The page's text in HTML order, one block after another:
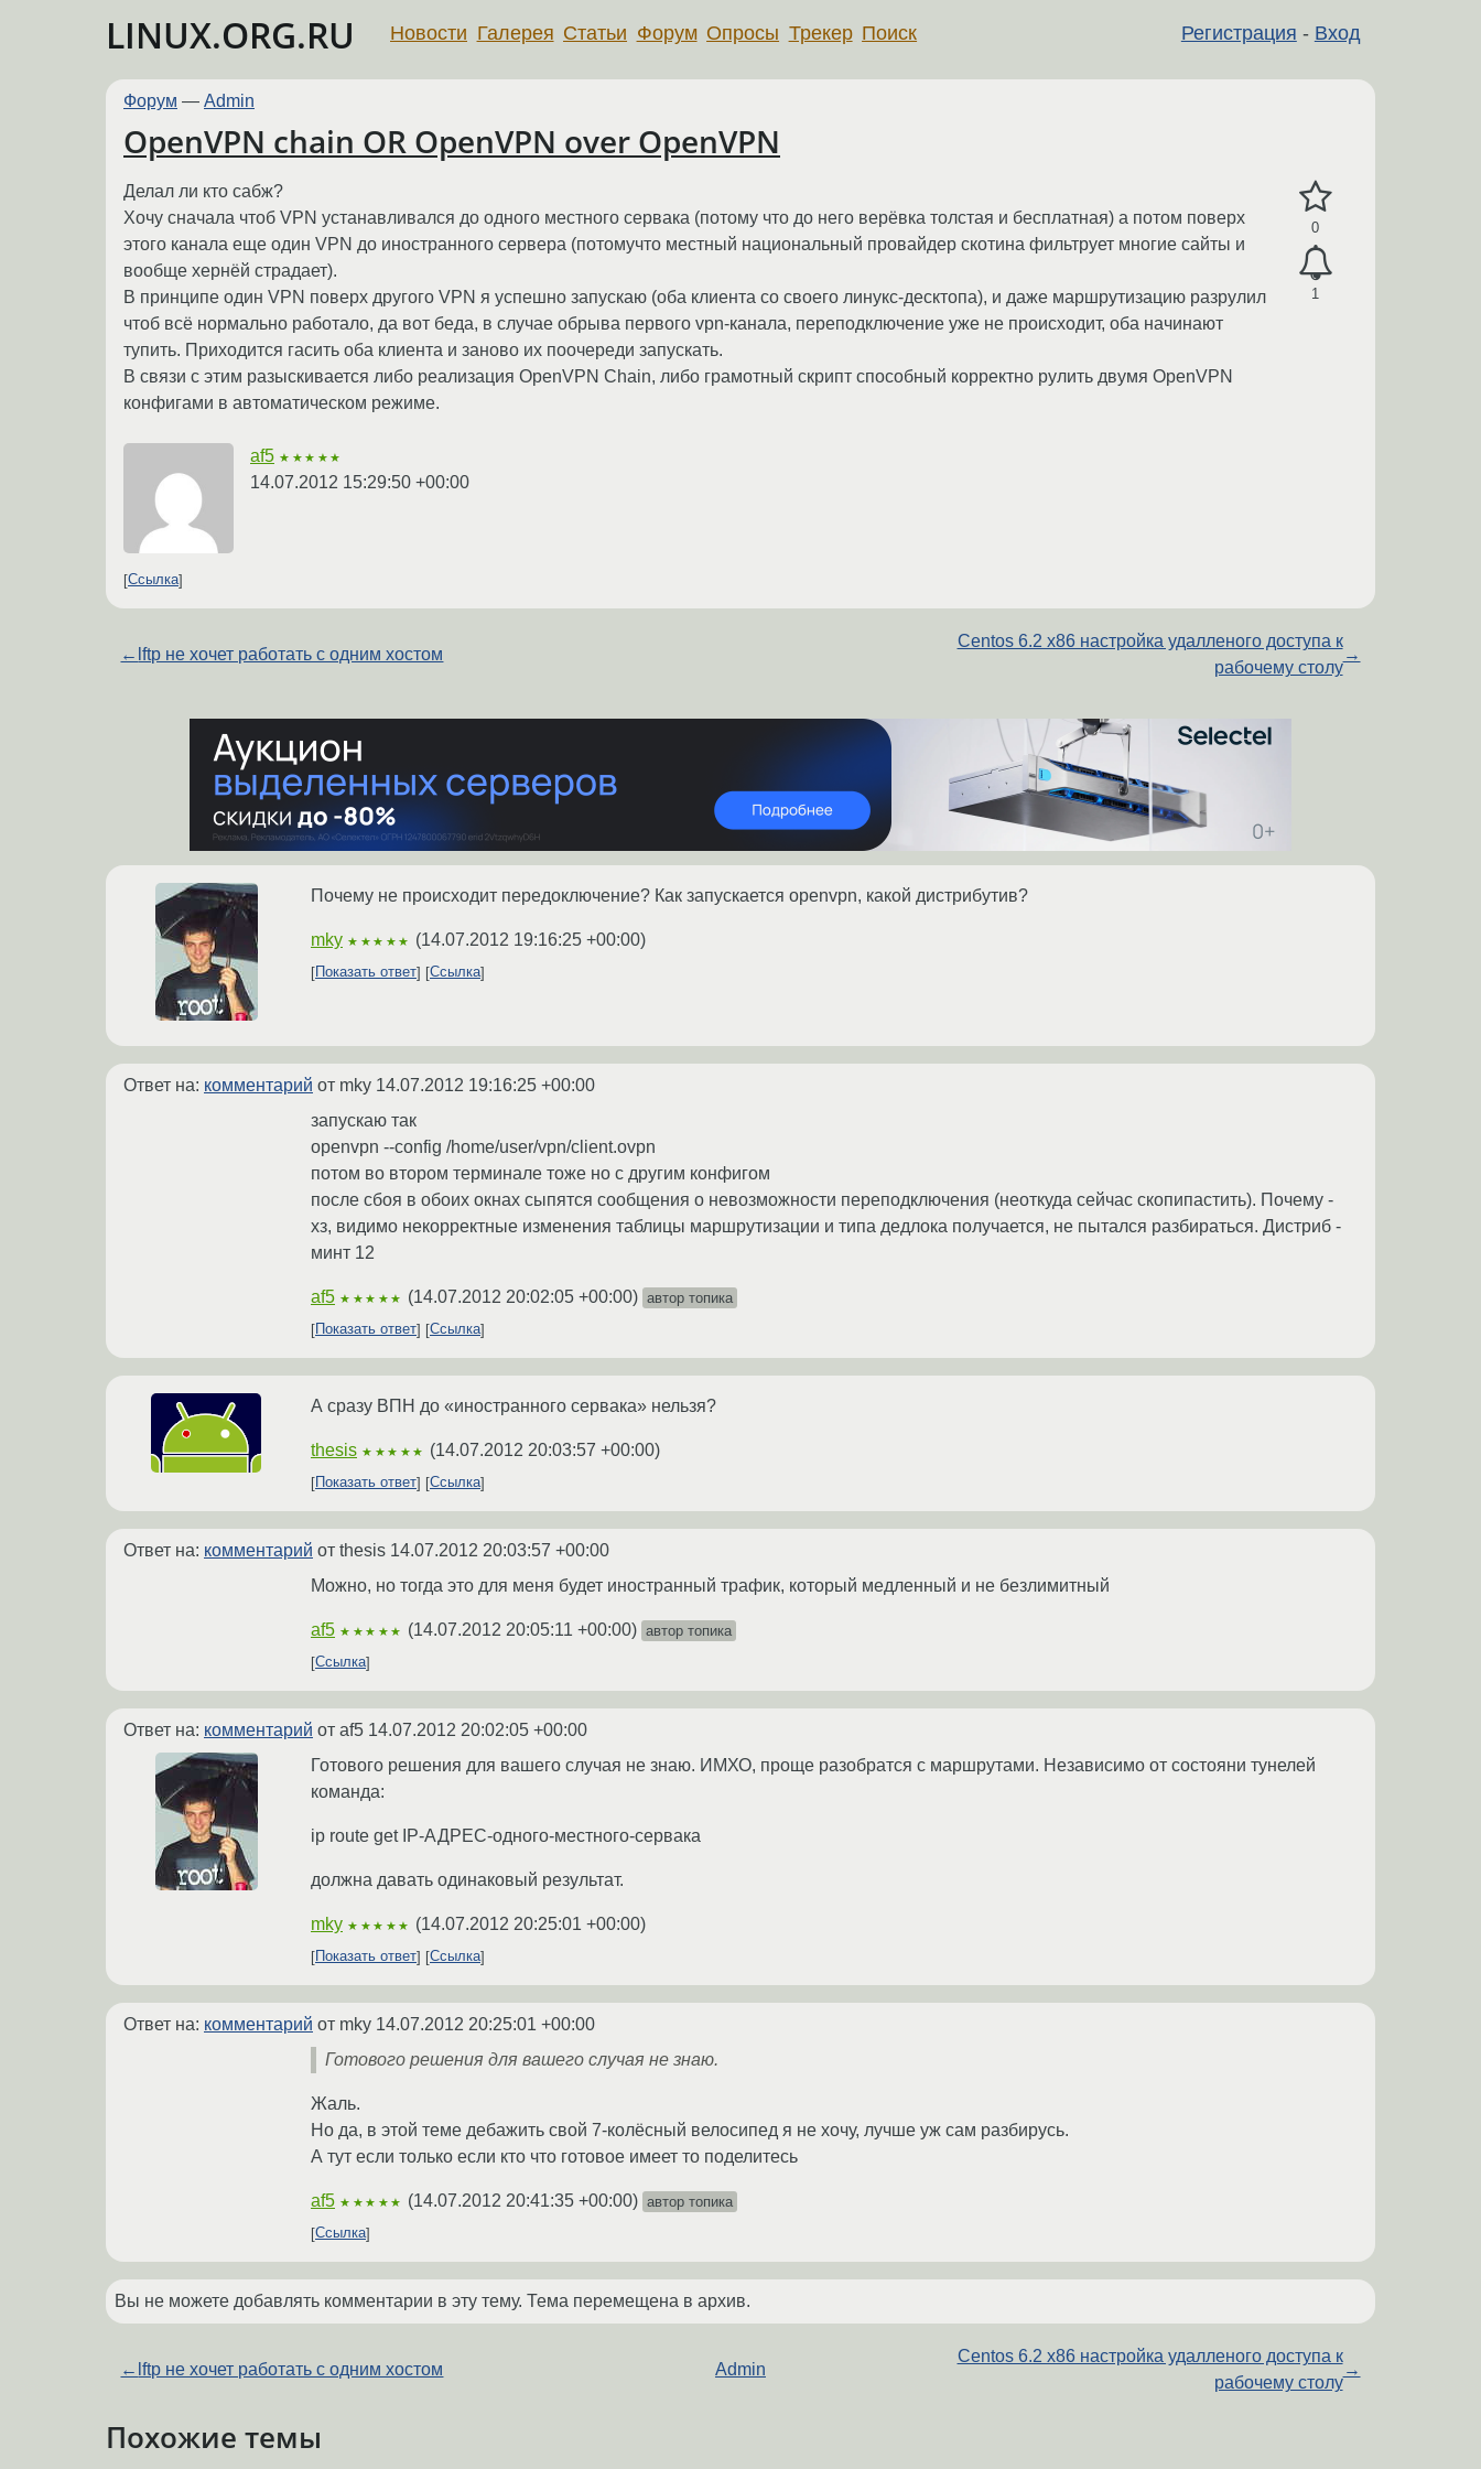
LINUX.ORG.RU Регистрация - Вход
Новости Галерея Статьи Форум Опросы Трекер Поиск
Форум — Admin
OpenVPN chain OR OpenVPN over OpenVPN
0
1
Делал ли кто сабж?
Хочу сначала чтоб VPN устанавливался до одного местного сервака (потому что до него верёвка толстая и бесплатная) а потом поверх
этого канала еще один VPN до иностранного сервера (потомучто местный национальный провайдер скотина фильтрует многие сайты и
вообще хернёй страдает).
В принципе один VPN поверх другого VPN я успешно запускаю (оба клиента со своего линукс-десктопа), и даже маршрутизацию разрулил
чтоб всё нормально работало, да вот беда, в случае обрыва первого vpn-канала, переподключение уже не происходит, оба начинают
тупить. Приходится гасить оба клиента и заново их поочереди запускать.
В связи с этим разыскивается либо реализация OpenVPN Chain, либо грамотный скрипт способный корректно рулить двумя OpenVPN
конфигами в автоматическом режиме.
af5 ★★★★★
14.07.2012 15:29:50 +00:00
Ссылка
← lftp не хочет работать с одним хостом
Centos 6.2 x86 настройка удалленого доступа к
рабочему столу
→
Почему не происходит передоключение? Как запускается openvpn, какой дистрибутив?
mky ★★★★★ (14.07.2012 19:16:25 +00:00)
Показать ответ Ссылка
Ответ на: комментарий от mky 14.07.2012 19:16:25 +00:00
запускаю так
openvpn --config /home/user/vpn/client.ovpn
потом во втором терминале тоже но с другим конфигом
после сбоя в обоих окнах сыпятся сообщения о невозможности переподключения (неоткуда сейчас скопипастить). Почему -
хз, видимо некорректные изменения таблицы маршрутизации и типа дедлока получается, не пытался разбираться. Дистриб -
минт 12
af5 ★★★★★ (14.07.2012 20:02:05 +00:00) автор топика
Показать ответ
Ссылка
А сразу ВПН до «иностранного сервака» нельзя?
thesis ★★★★★ (14.07.2012 20:03:57 +00:00)
Показать ответ Ссылка
Ответ на: комментарий от thesis 14.07.2012 20:03:57 +00:00
Можно, но тогда это для меня будет иностранный трафик, который медленный и не безлимитный
af5 ★★★★★ (14.07.2012 20:05:11 +00:00) автор топика
Ссылка
Ответ на: комментарий от af5 14.07.2012 20:02:05 +00:00
Готового решения для вашего случая не знаю. ИМХО, проще разобратся с маршрутами. Независимо от состояни тунелей
команда:
ip route get IP-АДРЕС-одного-местного-сервака
должна давать одинаковый результат.
mky ★★★★★ (14.07.2012 20:25:01 +00:00)
Показать ответ Ссылка
Ответ на: комментарий от mky 14.07.2012 20:25:01 +00:00
Готового решения для вашего случая не знаю.
Жаль.
Но да, в этой теме дебажить свой 7-колёсный велосипед я не хочу, лучше уж сам разбирусь.
А тут если только если кто что готовое имеет то поделитесь
af5 ★★★★★ (14.07.2012 20:41:35 +00:00) автор топика
Ссылка
Вы не можете добавлять комментарии в эту тему. Тема перемещена в архив.
← lftp не хочет работать с одним хостом Admin
Centos 6.2 x86 настройка удалленого доступа к
рабочему столу
→
Похожие темы